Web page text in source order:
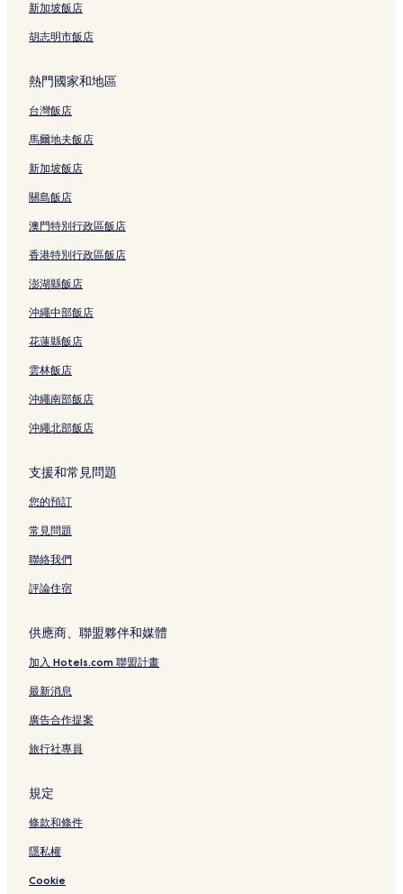
新加坡飯店
胡志明市飯店
熱門國家和地區
台灣飯店
馬爾地夫飯店
新加坡飯店
關島飯店
澳門特別行政區飯店
香港特別行政區飯店
澎湖縣飯店
沖繩中部飯店
花蓮縣飯店
雲林飯店
沖繩南部飯店
沖繩北部飯店
支援和常見問題
您的預訂
常見問題
聯絡我們
評論住宿
供應商、聯盟夥伴和媒體
加入 Hotels.com 聯盟計畫
最新消息
廣告合作提案
旅行社專員
規定
條款和條件
隱私權
Cookie